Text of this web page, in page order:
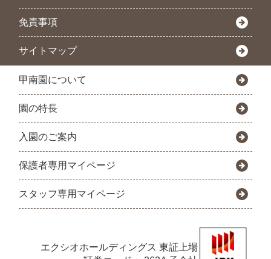
免責事項
サイトマップ
甲南園について
園の特長
入園のご案内
保護者専用マイページ
スタッフ専用マイページ
エクシオホールディングス 東証上場